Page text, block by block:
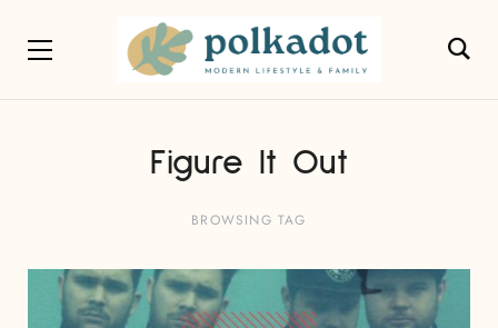
Figure It Out
BROWSING TAG